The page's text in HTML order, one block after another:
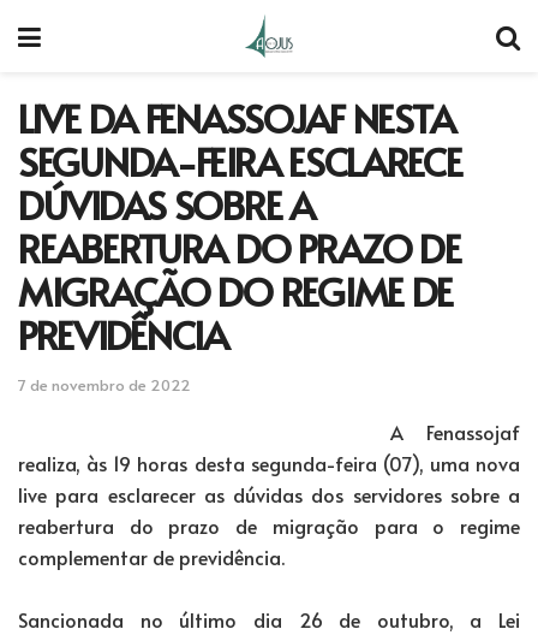
LIVE DA FENASSOJAF NESTA
SEGUNDA-FEIRA ESCLARECE
DÚVIDAS SOBRE A
REABERTURA DO PRAZO DE
MIGRAÇÃO DO REGIME DE
PREVIDÊNCIA
7 de novembro de 2022
A Fenassojaf
realiza, às 19 horas desta segunda-feira (07), uma nova
live para esclarecer as dúvidas dos servidores sobre a
reabertura do prazo de migração para o regime
complementar de previdência.
Sancionada no último dia 26 de outubro, a Lei